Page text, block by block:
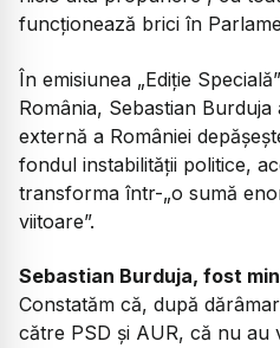
funcționează brici în
În emisiunea „Ediție
România, Sebastian
externă a României
fondul instabilității politice,
transforma într-„o sumă
viitoare”.
Sebastian Burduja, fost
Constatăm că, după
către PSD și AUR, că nu